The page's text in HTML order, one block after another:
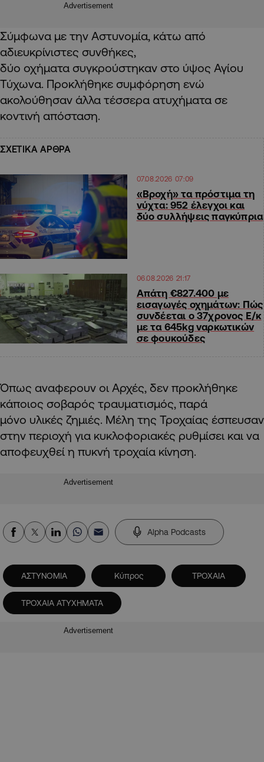
Advertisement
Σύμφωνα με την Αστυνομία, κάτω από
αδιευκρίνιστες συνθήκες,
δύο οχήματα συγκρούστηκαν στο ύψος Αγίου
Τύχωνα. Προκλήθηκε συμφόρηση ενώ
ακολούθησαν άλλα τέσσερα ατυχήματα σε
κοντινή απόσταση.
ΣΧΕΤΙΚΑ ΑΡΘΡΑ
07.08.2026 07:09
«Βροχή» τα πρόστιμα τη
νύχτα: 952 έλεγχοι και
δύο συλλήψεις παγκύπρια
06.08.2026 21:17
Απάτη €827.400 με
εισαγωγές οχημάτων: Πώς
συνδέεται ο 37χρονος Ε/κ
με τα 645kg ναρκωτικών
σε φουκούδες
Όπως αναφερουν οι Αρχές, δεν προκλήθηκε
κάποιος σοβαρός τραυματισμός, παρά
μόνο υλικές ζημιές. Μέλη της Τροχαίας έσπευσαν
στην περιοχή για κυκλοφοριακές ρυθμίσει και να
αποφευχθεί η πυκνή τροχαία κίνηση.
Advertisement
Alpha Podcasts
ΑΣΤΥΝΟΜΙΑ Κύπρος ΤΡΟΧΑΙΑ
ΤΡΟΧΑΙΑ ΑΤΥΧΗΜΑΤΑ
Advertisement